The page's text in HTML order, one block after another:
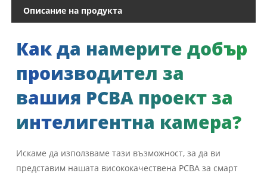
Описание на продукта
Как да намерите добър
производител за
вашия PCBA проект за
интелигентна камера?
Искаме да използваме тази възможност, за да ви
представим нашата висококачествена PCBA за смарт